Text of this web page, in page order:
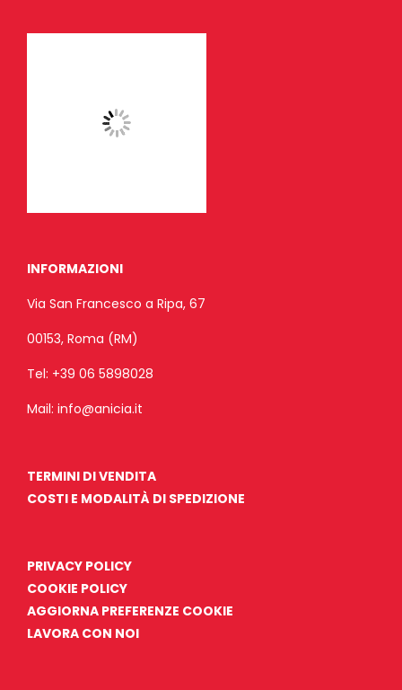
INFORMAZIONI
Via San Francesco a Ripa, 67
00153, Roma (RM)
Tel: +39 06 5898028
Mail: info@anicia.it
TERMINI DI VENDITA
COSTI E MODALITÀ DI SPEDIZIONE
PRIVACY POLICY
COOKIE POLICY
AGGIORNA PREFERENZE COOKIE
LAVORA CON NOI